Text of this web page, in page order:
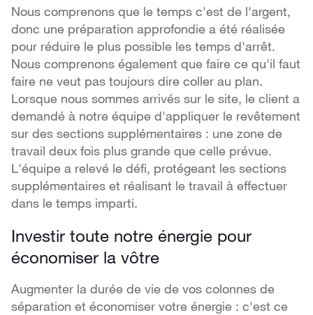
Nous comprenons que le temps c'est de l'argent,
donc une préparation approfondie a été réalisée
pour réduire le plus possible les temps d'arrêt.
Nous comprenons également que faire ce qu'il faut
faire ne veut pas toujours dire coller au plan.
Lorsque nous sommes arrivés sur le site, le client a
demandé à notre équipe d'appliquer le revêtement
sur des sections supplémentaires : une zone de
travail deux fois plus grande que celle prévue.
L'équipe a relevé le défi, protégeant les sections
supplémentaires et réalisant le travail à effectuer
dans le temps imparti.
Investir toute notre énergie pour
économiser la vôtre
Augmenter la durée de vie de vos colonnes de
séparation et économiser votre énergie : c'est ce